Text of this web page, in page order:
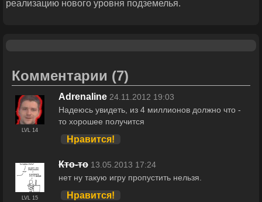
реализацию нового уровня подземелья.
Комментарии (7)
LVL 14
Adrenaline 24.11.2012 19:03
Надеюсь увидеть, из 4 миллионов должно что -
то хорошее получится
Нравится!
LVL 15
Кто-то 13.05.2013 17:24
нет ну такую игру пропустить нельзя.
Нравится!